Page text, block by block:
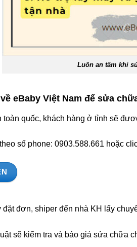
Luôn an tâm khi
eBaby Việt Nam để sửa
toàn quốc, khách hàng ở tỉnh sẽ
số phone: 0903.588.661 hoặc
đơn, shiper đến nhà KH lấy
sẽ kiểm tra và báo giá sửa chữa